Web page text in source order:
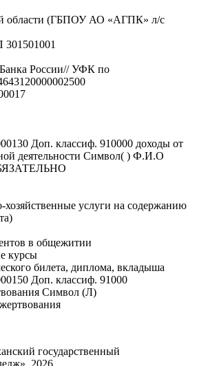
области (ГБПОУ АО «АГПК» л/с
России// УФК по
Доп. классиф. 910000 доходы от
деятельности Символ( ) Ф.И.О
хозяйственные услуги на содержанию
в общежитии
курсы
билета, диплома, вкладыша
Доп. классиф. 91000
Символ (Л)
государственный
2026